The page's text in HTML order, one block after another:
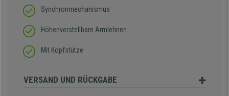
Synchronmechanismus
Höhenverstellbare Armlehnen
Mit Kopfstütze
VERSAND UND RÜCKGABE